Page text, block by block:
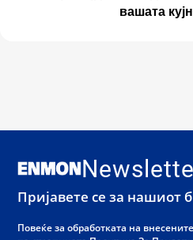
вашата
Пријавете се за нашиот
Повеќе за обработката на